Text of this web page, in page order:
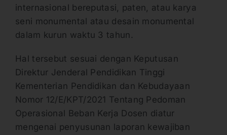
internasional bereputasi, paten, atau karya
seni monumental atau desain monumental
dalam kurun waktu 3 tahun.
Hal tersebut sesuai dengan Keputusan
Direktur Jenderal Pendidikan Tinggi
Kementerian Pendidikan dan Kebudayaan
Nomor 12/E/KPT/2021 Tentang Pedoman
Operasional Beban Kerja Dosen diatur
mengenai penyusunan laporan kewajiban